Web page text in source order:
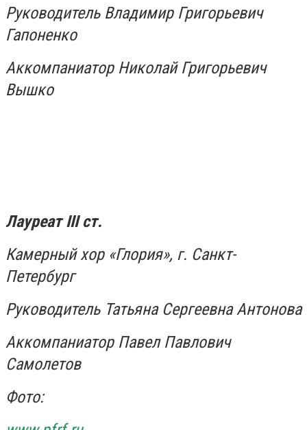
Руководитель Владимир Григорьевич
Гапоненко
Аккомпаниатор Николай Григорьевич
Вышко
ЛауреатIIIст.
Камерный хор «Глория», г. Санкт-
Петербург
Руководитель Татьяна Сергеевна Антонова
Аккомпаниатор Павел Павлович
Самолетов
Фото: